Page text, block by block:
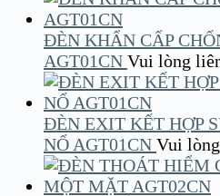
ĐÈN KHẨN CẤP
AGT01CN Vui lòng
ĐÈN EXIT KẾT HỢP
NỔ AGT01CN Vui